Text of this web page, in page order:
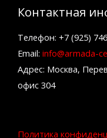
Контактная
Телефон: +7 (925)
Email: info@armada-
Адрес: Москва,
офис 304
Политика